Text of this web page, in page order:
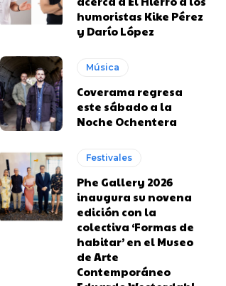
humoristas Kike Pérez
y Darío López
Música
Coverama regresa
este sábado a la
Noche Ochentera
Festivales
Phe Gallery 2026
inaugura su novena
edición con la
colectiva ‘Formas de
habitar’ en el Museo
de Arte
Contemporáneo